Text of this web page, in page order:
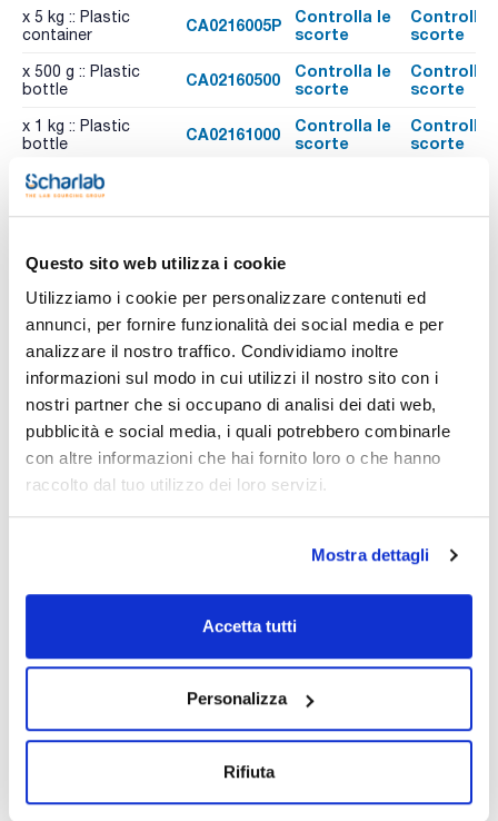
Questo sito web utilizza i cookie
Utilizziamo i cookie per personalizzare contenuti ed
annunci, per fornire funzionalità dei social media e per
analizzare il nostro traffico. Condividiamo inoltre
informazioni sul modo in cui utilizzi il nostro sito con i
nostri partner che si occupano di analisi dei dati web,
pubblicità e social media, i quali potrebbero combinarle
con altre informazioni che hai fornito loro o che hanno
raccolto dal tuo utilizzo dei loro servizi.
Mostra dettagli
Accetta tutti
Personalizza
Rifiuta
x 5 kg :: Plastic
container
CA0216005P
Controlla le
scorte
Controlla
scorte
x 500 g :: Plastic
bottle
CA02160500
Controlla le
scorte
Controlla
scorte
x 1 kg :: Plastic
bottle
CA02161000
Controlla le
scorte
Controlla
scorte
Risorse correlate
Pubblicazioni
Caratteristiche
- M = 74,09 g/mol
- EINECS-No.: 215-137-3
- GHS-H sentences: H318
- GHS-P sentences: P280 - P305+P351+P338 - P310
- Tariff number: 2825 90 19 00
SPECIFICATIONS
Vedi di più
Documentazione tecnica